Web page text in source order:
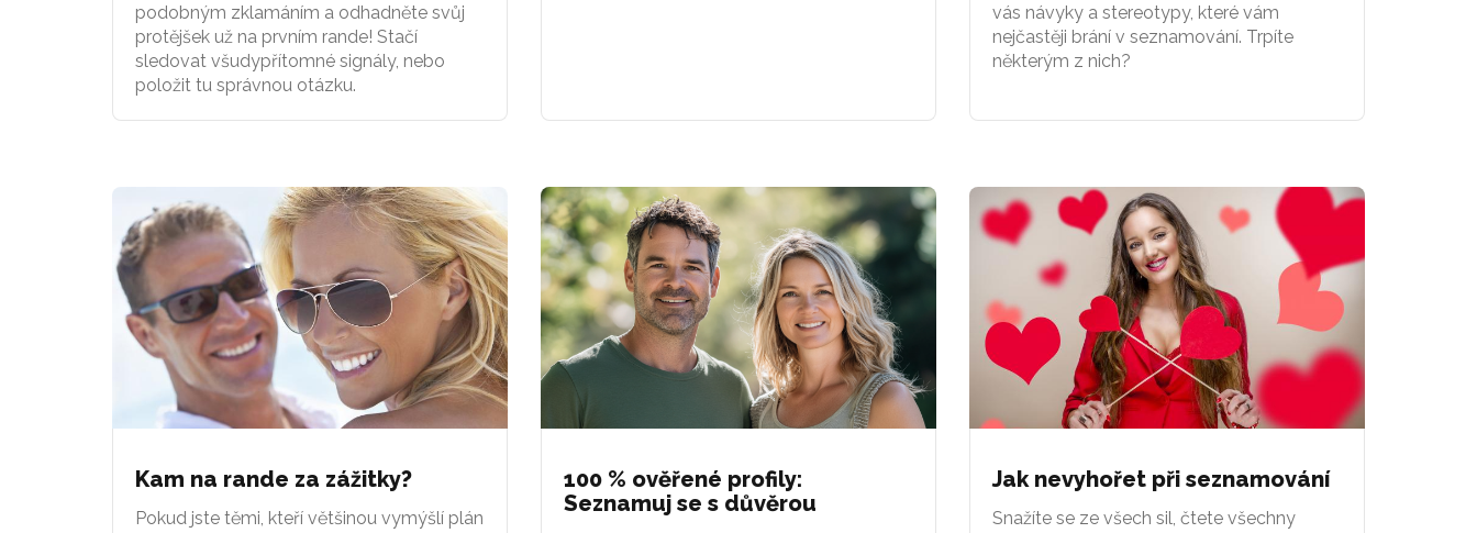
podobným zklamáním a odhadněte svůj
protějšek už na prvním rande! Stačí
sledovat všudypřítomné signály, nebo
položit tu správnou otázku.
vás návyky a stereotypy, které vám
nejčastěji brání v seznamování. Trpíte
některým z nich?
Kam na rande za zážitky?
Pokud jste těmi, kteří většinou vymýšlí plán
100 % ověřené profily:
Seznamuj se s důvěrou
Jak nevyhořet při seznamování
Snažíte se ze všech sil, čtete všechny